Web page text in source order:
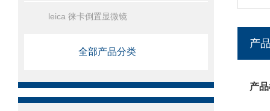
leica 徕卡倒置显微镜
全部产品分类
产
产